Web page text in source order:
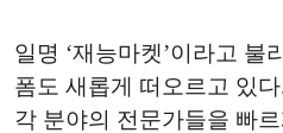
일명 ‘재능마켓’이라고 불
폼도 새롭게 떠오르고 있
각 분야의 전문가들을 빠